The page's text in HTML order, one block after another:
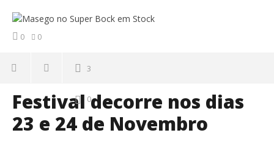
0 0
3
0
Festival decorre nos dias
23 e 24 de Novembro